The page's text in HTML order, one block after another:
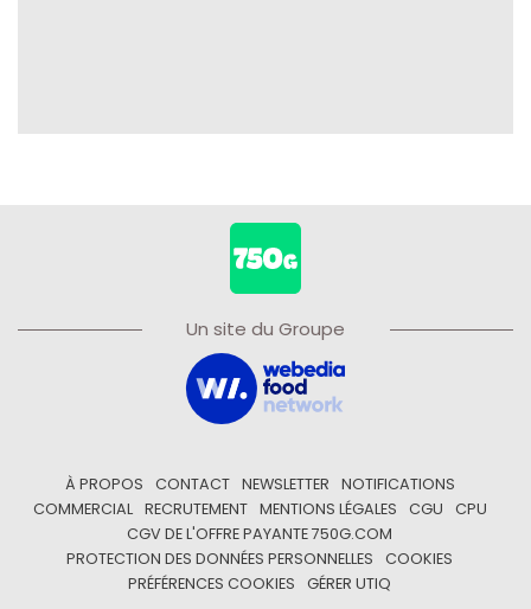
Un site du Groupe
À PROPOS CONTACT NEWSLETTER
NOTIFICATIONS
COMMERCIAL
RECRUTEMENT MENTIONS LÉGALES CGU
CPU
CGV DE L'OFFRE PAYANTE 750G.COM
PROTECTION DES DONNÉES PERSONNELLES
COOKIES
PRÉFÉRENCES COOKIES
GÉRER UTIQ